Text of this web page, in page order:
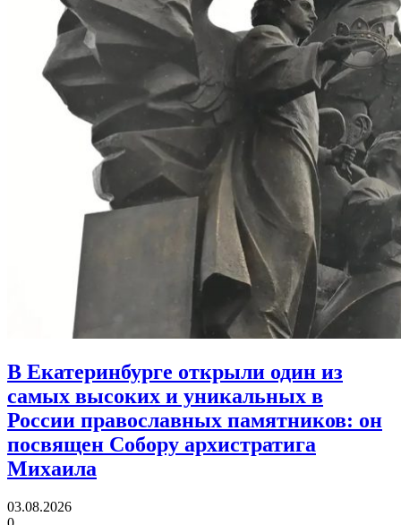
В Екатеринбурге открыли один из
самых высоких и уникальных в
России православных памятников: он
посвящен Собору архистратига
Михаила
03.08.2026